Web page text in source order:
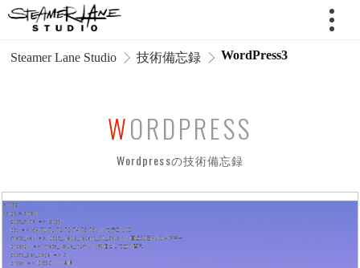
Steamer Lane Studio 技術備忘録 WordPress3
WORDPRESS
Wordpressの技術備忘録